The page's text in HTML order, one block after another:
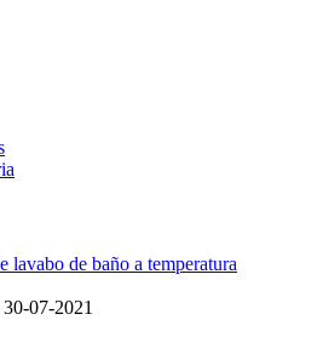
lavabo de baño a temperatura
07-2021